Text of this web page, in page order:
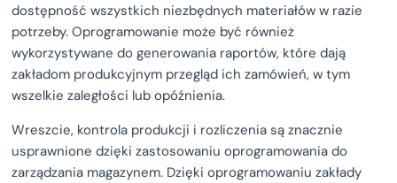
dostępność wszystkich niezbędnych materiałów w razie
potrzeby. Oprogramowanie może być również
wykorzystywane do generowania raportów, które dają
zakładom produkcyjnym przegląd ich zamówień, w tym
wszelkie zaległości lub opóźnienia.
Wreszcie, kontrola produkcji i rozliczenia są znacznie
usprawnione dzięki zastosowaniu oprogramowania do
zarządzania magazynem. Dzięki oprogramowaniu zakłady